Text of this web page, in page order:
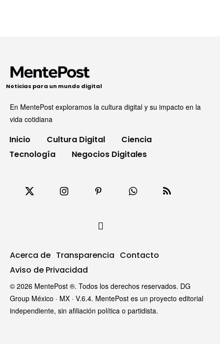
Noticias para un mundo digital
En MentePost exploramos la cultura digital y su impacto en la
vida cotidiana
Inicio Cultura Digital
Ciencia
Tecnología
Negocios Digitales
Acerca de Transparencia Contacto
Aviso de Privacidad
© 2026 MentePost ®. Todos los derechos reservados. DG
Group México · MX · V.6.4. MentePost es un proyecto editorial
independiente, sin afiliación política o partidista.